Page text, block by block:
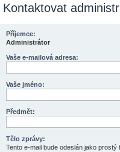
Kontaktovat
Příjemce:
Administrátor
Vaše e-mailová adresa:
Vaše jméno:
Předmět:
Tělo zprávy:
Tento e-mail bude odeslán jako prostý